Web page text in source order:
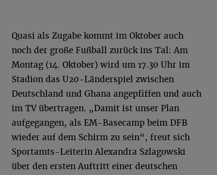
Quasi als Zugabe kommt im Oktober auch
noch der große Fußball zurück ins Tal: Am
Montag (14. Oktober) wird um 17.30 Uhr im
Stadion das U20-Länderspiel zwischen
Deutschland und Ghana angepfiffen und auch
im TV übertragen. „Damit ist unser Plan
aufgegangen, als EM-Basecamp beim DFB
wieder auf dem Schirm zu sein“, freut sich
Sportamts-Leiterin Alexandra Szlagowski
über den ersten Auftritt einer deutschen